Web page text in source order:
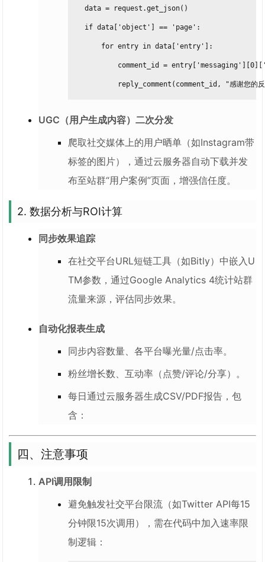
data = request.get_json()
if data['object'] == 'page':
for entry in data['entry']:
comment_id =
reply_comment(comment_id, "感谢您的反馈
UGC（用户生成内容）二次分发
爬取社交媒体上的用户晒单（如Instagram带
标签的图片），通过云服务器自动下载并发
布至站群“用户案例”页面，增强信任度。
2. 数据分析与ROI计算
同步效果追踪
在社交平台URL短链工具（如Bitly）中嵌入U
TM参数，通过Google Analytics 4统计站群
流量来源，评估同步效果。
自动化报表生成
同步内容数量、各平台曝光量/点击率。
粉丝增长数、互动率（点赞/评论/分享）。
每日通过云服务器生成CSV/PDF报告，包
含：
四、注意事项
API调用限制
避免触发社交平台限流（如Twitter API每15
分钟限15次调用），需在代码中加入速率限
制逻辑：